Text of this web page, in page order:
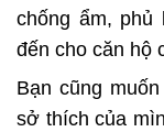
chống ẩm, phủ
đến cho căn hộ
Bạn cũng
sở thích của